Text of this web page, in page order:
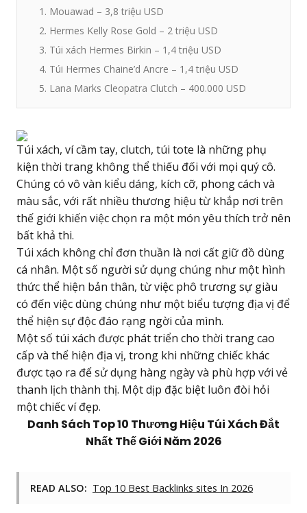
1. Mouawad – 3,8 triệu USD
2. Hermes Kelly Rose Gold – 2 triệu USD
3. Túi xách Hermes Birkin – 1,4 triệu USD
4. Túi Hermes Chaine’d Ancre – 1,4 triệu USD
5. Lana Marks Cleopatra Clutch – 400.000 USD
Túi xách, ví cầm tay, clutch, túi tote là những phụ
kiện thời trang không thể thiếu đối với mọi quý cô.
Chúng có vô vàn kiểu dáng, kích cỡ, phong cách và
màu sắc, với rất nhiều thương hiệu từ khắp nơi trên
thế giới khiến việc chọn ra một món yêu thích trở nên
bất khả thi.
Túi xách không chỉ đơn thuần là nơi cất giữ đồ dùng
cá nhân. Một số người sử dụng chúng như một hình
thức thể hiện bản thân, từ việc phô trương sự giàu
có đến việc dùng chúng như một biểu tượng địa vị để
thể hiện sự độc đáo rạng ngời của mình.
Một số túi xách được phát triển cho thời trang cao
cấp và thể hiện địa vị, trong khi những chiếc khác
được tạo ra để sử dụng hàng ngày và phù hợp với vẻ
thanh lịch thành thị. Một dịp đặc biệt luôn đòi hỏi
một chiếc ví đẹp.
Danh Sách Top 10 Thương Hiệu Túi Xách Đắt
Nhất Thế Giới Năm 2026
READ ALSO: Top 10 Best Backlinks sites In 2026